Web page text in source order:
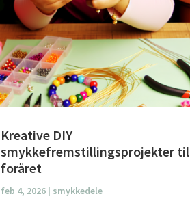
Kreative DIY
smykkefremstillingsprojekter til
foråret
feb 4, 2026| smykkedele